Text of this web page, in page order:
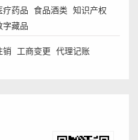
疗药品 食品酒类
知识产权
字藏品
销 工商变更
代理记账